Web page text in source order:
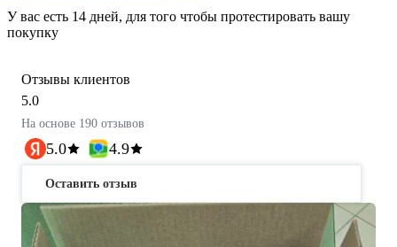
У вас есть 14 дней, для того чтобы протестировать вашу
покупку